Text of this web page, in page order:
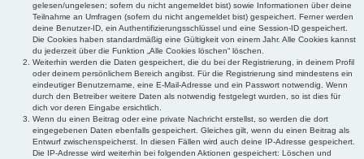
gelesen/ungelesen; sofern du nicht angemeldet bist) sowie Informationen über deine
Teilnahme an Umfragen (sofern du nicht angemeldet bist) gespeichert. Ferner werden
deine Benutzer-ID, ein Authentifizierungsschlüssel und eine Session-ID gespeichert.
Die Cookies haben standardmäßig eine Gültigkeit von einem Jahr. Alle Cookies kannst
du jederzeit über die Funktion „Alle Cookies löschen“ löschen.
Weiterhin werden die Daten gespeichert, die du bei der Registrierung, in deinem Profil
oder deinem persönlichem Bereich angibst. Für die Registrierung sind mindestens ein
eindeutiger Benutzername, eine E-Mail-Adresse und ein Passwort notwendig. Wenn
durch den Betreiber weitere Daten als notwendig festgelegt wurden, so ist dies für
dich vor deren Eingabe ersichtlich.
Wenn du einen Beitrag oder eine private Nachricht erstellst, so werden die dort
eingegebenen Daten ebenfalls gespeichert. Gleiches gilt, wenn du einen Beitrag als
Entwurf zwischenspeicherst. In diesen Fällen wird auch deine IP-Adresse gespeichert.
Die IP-Adresse wird weiterhin bei folgenden Aktionen gespeichert: Löschen und